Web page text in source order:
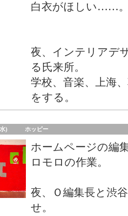
白衣がほしい……
夜、インテリアデ
る氏来所。
学校、音楽、上海
をする。
) ホッピー
ホームページの編
ロモロの作業。
夜、Ｏ編集長と渋
せ。